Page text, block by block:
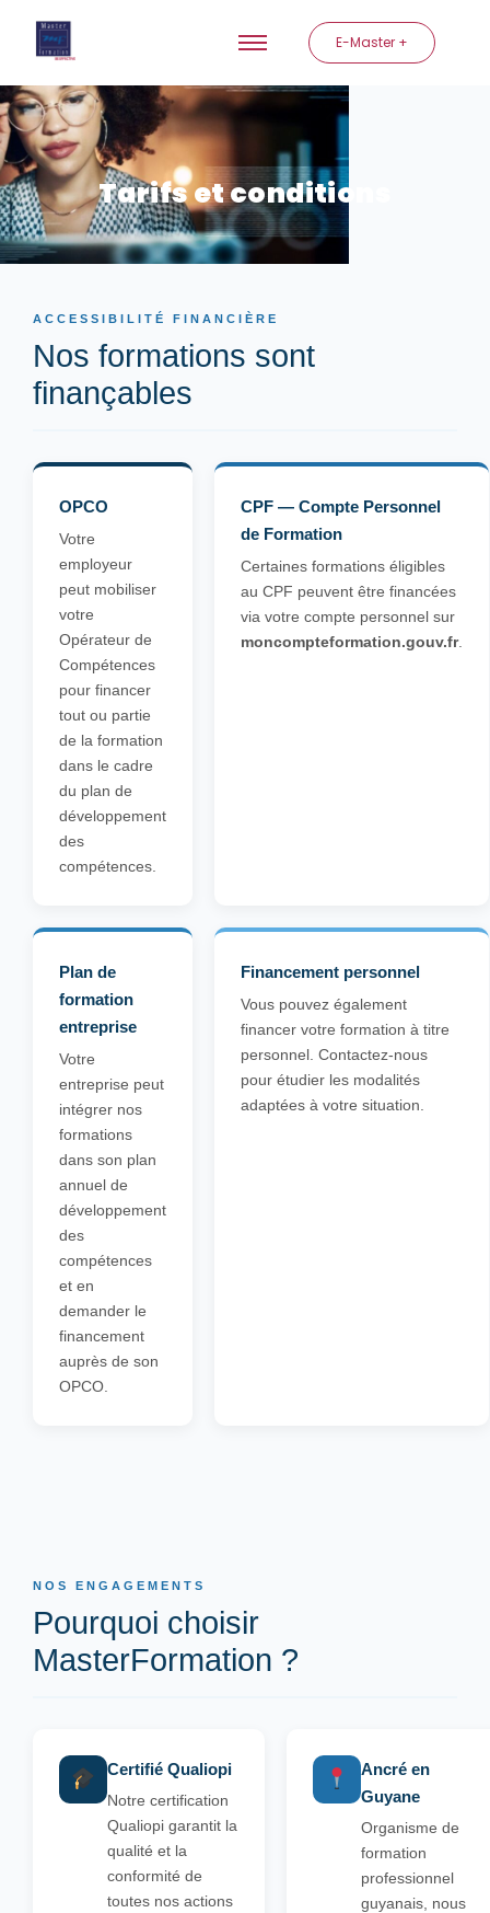
E-Master +
Tarifs et conditions
ACCESSIBILITÉ FINANCIÈRE
Nos formations sont
finançables
OPCO
Votre
employeur
peut mobiliser
votre
Opérateur de
Compétences
pour financer
tout ou partie
de la formation
dans le cadre
du plan de
développement
des
compétences.
CPF — Compte Personnel
de Formation
Certaines formations éligibles
au CPF peuvent être financées
via votre compte personnel sur
moncompteformation.gouv.fr.
Plan de
formation
entreprise
Votre
entreprise peut
intégrer nos
formations
dans son plan
annuel de
développement
des
compétences
et en
demander le
financement
auprès de son
OPCO.
Financement personnel
Vous pouvez également
financer votre formation à titre
personnel. Contactez-nous
pour étudier les modalités
adaptées à votre situation.
NOS ENGAGEMENTS
Pourquoi choisir
MasterFormation ?
Certifié Qualiopi
Notre certification
Qualiopi garantit la
qualité et la
conformité de
toutes nos actions
Ancré en
Guyane
Organisme de
formation
professionnel
guyanais, nous